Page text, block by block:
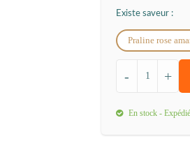
Existe saveur :
Praline rose
+
-
En stock -